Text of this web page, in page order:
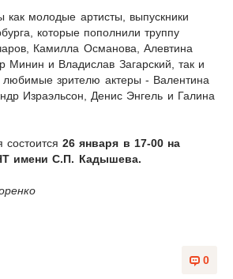
как молодые артисты, выпускники
которые пополнили труппу
Камилла Османова, Алевтина
Минин и Владислав Загарский, так и
зрителю актеры - Валентина
Израэльсон, Денис Энгель и Галина
состоится26 января в 17-00 на
имени С.П. Кадышева.
0